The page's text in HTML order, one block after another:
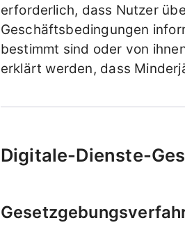
erforderlich, dass Nutzer
Geschäftsbedingungen
bestimmt sind oder von
erklärt werden, dass
Digitale-Dienste-